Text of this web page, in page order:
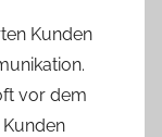
Kunden
vor dem